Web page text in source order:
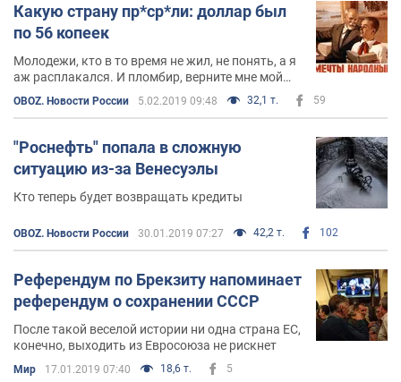
Какую страну пр*ср*ли: доллар был
по 56 копеек
Молодежи, кто в то время не жил, не понять, а я
аж расплакался. И пломбир, верните мне мой
OBOZ. Новости России 5.02.2019 09:48 32,1 т. 59
"Роснефть" попала в сложную
ситуацию из-за Венесуэлы
Кто теперь будет возвращать кредиты
OBOZ. Новости России 30.01.2019 07:27 42,2 т. 102
Референдум по Брекзиту напоминает
референдум о сохранении СССР
После такой веселой истории ни одна страна ЕС,
конечно, выходить из Евросоюза не рискнет
Мир 17.01.2019 07:40 18,6 т. 5